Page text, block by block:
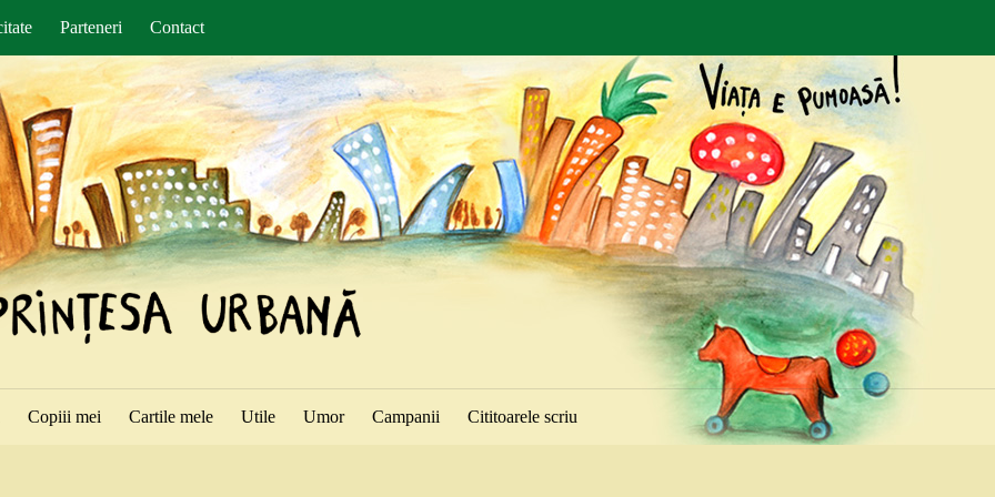
Parteneri Contact
Copiii mei Cartile mele Utile Umor Campanii Cititoarele scriu